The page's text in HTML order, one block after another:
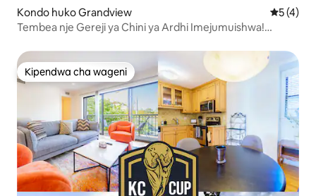
Kondo huko Grandview
5 (4)
Tembea nje Gereji ya Chini ya Ardhi Imejumuishwa!
Kipendwa cha wageni
Kipendwa cha wageni